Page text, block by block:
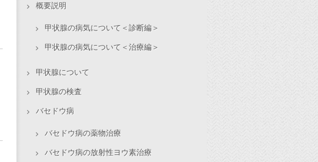
概要説明
甲状腺の病気について＜診断編＞
甲状腺の病気について＜治療編＞
甲状腺について
甲状腺の検査
バセドウ病
バセドウ病の薬物治療
バセドウ病の放射性ヨウ素治療